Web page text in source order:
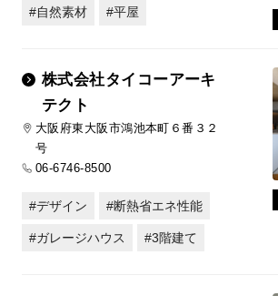
自然素材 平屋
株式会社タイコーアーキ
テクト
大阪府東大阪市鴻池本町６番３２
号
06-6746-8500
デザイン 断熱省エネ性能
ガレージハウス 3階建て